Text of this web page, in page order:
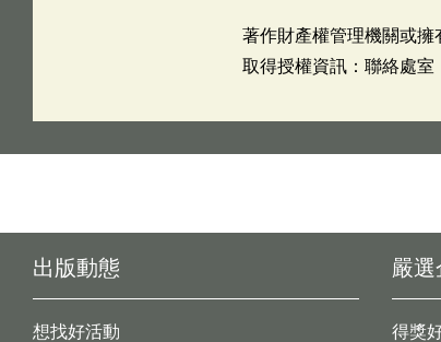
著作財產權管理機關或
取得授權資訊：聯絡處
出版動態
想找好活動
嚴選
得獎